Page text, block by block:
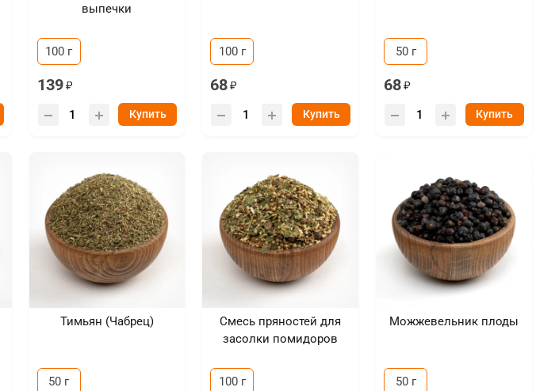
выпечки
100 г
139
Купить
100 г
68
Купить
50 г
68
Купить
Тимьян (Чабрец)
50 г
Смесь пряностей для
засолки помидоров
100 г
Можжевельник плоды
50 г